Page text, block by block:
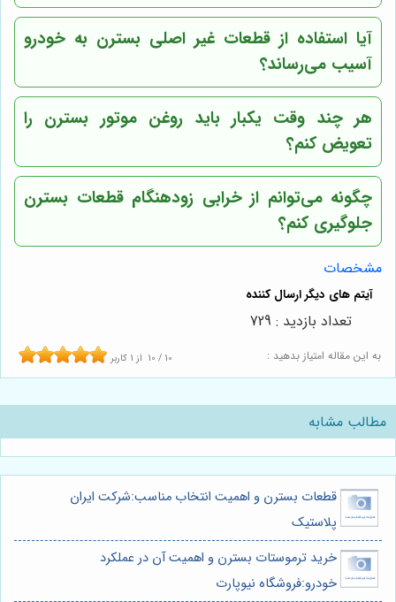
آیا استفاده از قطعات غیر اصلی بسترن به خودرو
آسیب می‌رساند؟
هر چند وقت یکبار باید روغن موتور بسترن را
تعویض کنم؟
چگونه می‌توانم از خرابی زودهنگام قطعات بسترن
جلوگیری کنم؟
مشخصات
به این مقاله امتیاز بدهید : 10 / 10 از 1 کاربر
تعداد بازدید : 729
مطالب مشابه
قطعات بسترن و اهمیت انتخاب مناسب:شرکت ایران
پلاستیک
خرید ترموستات بسترن و اهمیت آن در عملکرد
خودرو:فروشگاه نیوپارت